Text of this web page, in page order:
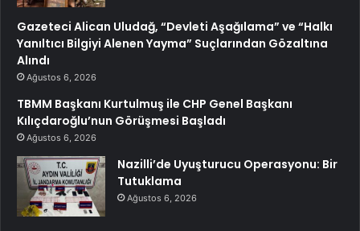
Gazeteci Alican Uludağ, “Devleti Aşağılama” ve “Halkı
Yanıltıcı Bilgiyi Alenen Yayma” Suçlarından Gözaltına
Alındı
Ağustos 6, 2026
TBMM Başkanı Kurtulmuş ile CHP Genel Başkanı
Kılıçdaroğlu’nun Görüşmesi Başladı
Ağustos 6, 2026
Nazilli’de Uyuşturucu Operasyonu: Bir
Tutuklama
Ağustos 6, 2026